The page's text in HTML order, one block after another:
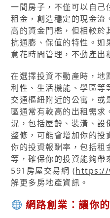
一間房子，不僅可以自己
租金，創造穩定的現金流
高的資金門檻，但相較於
抗通膨、保值的特性。如
意花時間管理，不動產出
在選擇投資不動產時，地
利性、生活機能、學區等
交通樞紐附近的公寓，或
區通常有較高的出租需求
況，包括屋齡、裝潢、設
整修，可能會增加你的投
你的投資報酬率，包括租
等，確保你的投資能夠帶
591房屋交易網 (https://
解更多房地產資訊。
網路創業：讓你